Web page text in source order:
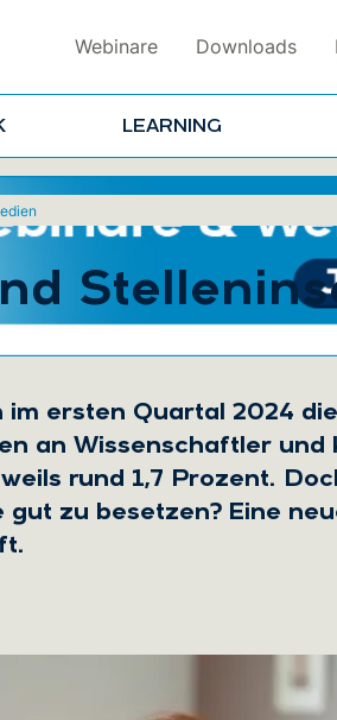
Webinare Downloads
LEARNING
ersten Quartal 2024
an Wissenschaftler und
rund 1,7 Prozent.
zu besetzen? Eine